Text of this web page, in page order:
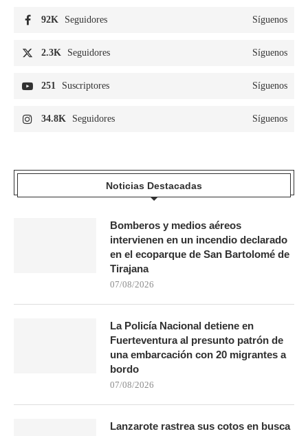
92K Seguidores Síguenos
2.3K Seguidores Síguenos
251 Suscriptores Síguenos
34.8K Seguidores Síguenos
Noticias Destacadas
Bomberos y medios aéreos
intervienen en un incendio declarado
en el ecoparque de San Bartolomé de
Tirajana
07/08/2026
La Policía Nacional detiene en
Fuerteventura al presunto patrón de
una embarcación con 20 migrantes a
bordo
07/08/2026
Lanzarote rastrea sus cotos en busca